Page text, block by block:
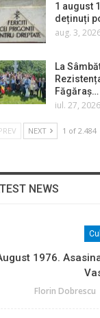
1 august
deținuți
aug. 3,
La
Făgăraș…
iul. 27, 2026
NEXT 1 of 2.484
NEWS
1976.
Florin Dobrescu